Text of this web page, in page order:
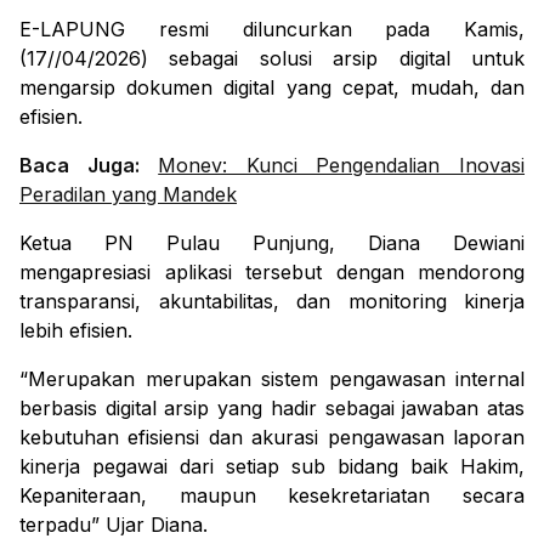
E-LAPUNG resmi diluncurkan pada Kamis,
(17//04/2026) sebagai solusi arsip digital untuk
mengarsip dokumen digital yang cepat, mudah, dan
efisien.
Baca Juga:
Monev: Kunci Pengendalian Inovasi
Peradilan yang Mandek
Ketua PN Pulau Punjung, Diana Dewiani
mengapresiasi aplikasi tersebut dengan mendorong
transparansi, akuntabilitas, dan monitoring kinerja
lebih efisien.
“Merupakan merupakan sistem pengawasan internal
berbasis digital arsip yang hadir sebagai jawaban atas
kebutuhan efisiensi dan akurasi pengawasan laporan
kinerja pegawai dari setiap sub bidang baik Hakim,
Kepaniteraan, maupun kesekretariatan secara
terpadu” Ujar Diana.